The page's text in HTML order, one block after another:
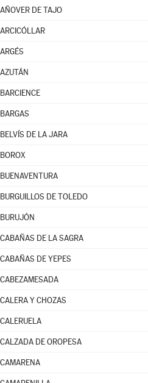
AÑOVER DE TAJO
ARCICÓLLAR
ARGÉS
AZUTÁN
BARCIENCE
BARGAS
BELVÍS DE LA JARA
BOROX
BUENAVENTURA
BURGUILLOS DE TOLEDO
BURUJÓN
CABAÑAS DE LA SAGRA
CABAÑAS DE YEPES
CABEZAMESADA
CALERA Y CHOZAS
CALERUELA
CALZADA DE OROPESA
CAMARENA